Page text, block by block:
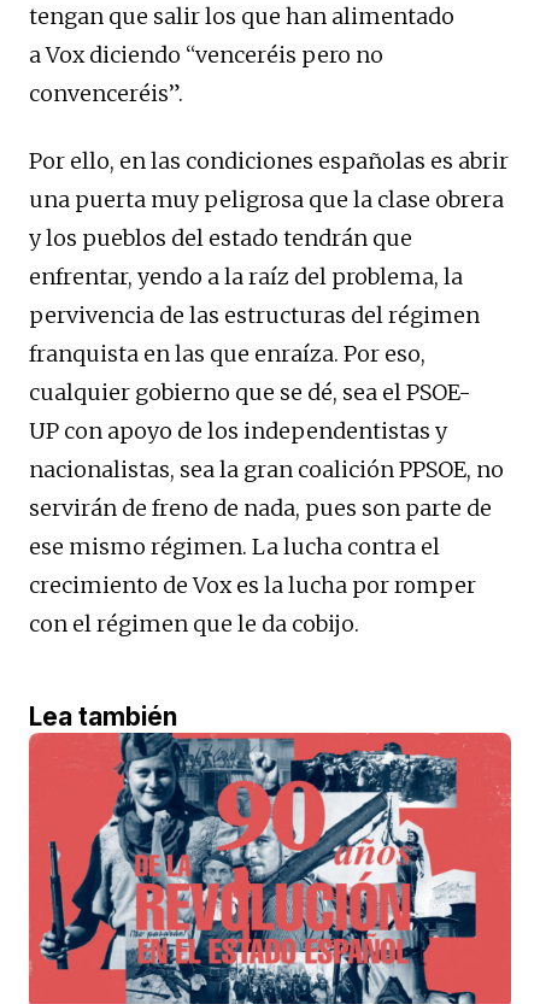
tengan que salir los que han alimentado
aVoxdiciendo “venceréis pero no
convenceréis”.
Por ello, en las condiciones españolas es abrir
una puerta muy peligrosa que la clase obrera
y los pueblos del estado tendrán que
enfrentar, yendo a la raíz del problema, la
pervivencia de las estructuras del régimen
franquista en las que enraíza. Por eso,
cualquier gobierno que se dé, sea elPSOE-
UP con apoyo de los independentistas y
nacionalistas, sea la gran coaliciónPPSOE, no
servirán de freno de nada, pues son parte de
ese mismo régimen. La lucha contra el
crecimiento deVoxes la lucha por romper
con el régimen que le da cobijo.
Lea también